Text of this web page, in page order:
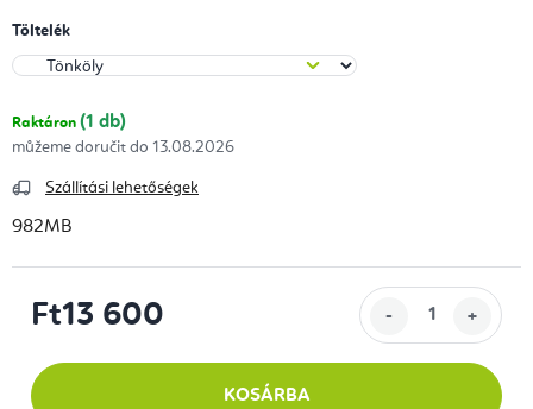
Töltelék
Raktáron (1 db)
13.08.2026
Szállítási lehetőségek
982MB
Ft13 600
KOSÁRBA